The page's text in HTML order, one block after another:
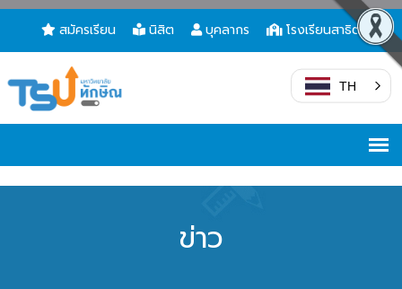
สมัครเรียน นิสิต บุคลากร โรงเรียนสาธิต
TH
ข่าว